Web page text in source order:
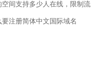
空间支持多少人在线，限制流
要注册简体中文国际域名